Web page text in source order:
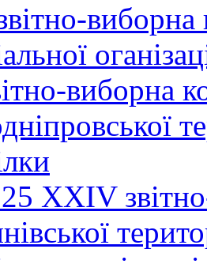
виборна
виборна
ХХІV